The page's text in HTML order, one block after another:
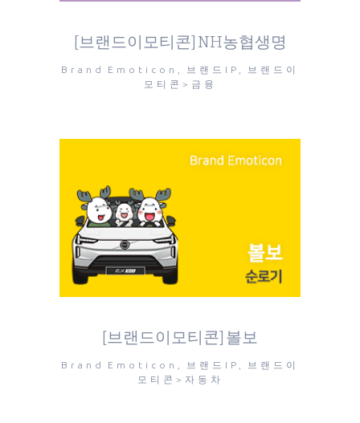
[브랜드이모티콘] NH농협생명
Brand Emoticon, 브랜드IP, 브랜드이
모티콘>금융
[브랜드이모티콘] 볼보
Brand Emoticon, 브랜드IP, 브랜드이
모티콘>자동차